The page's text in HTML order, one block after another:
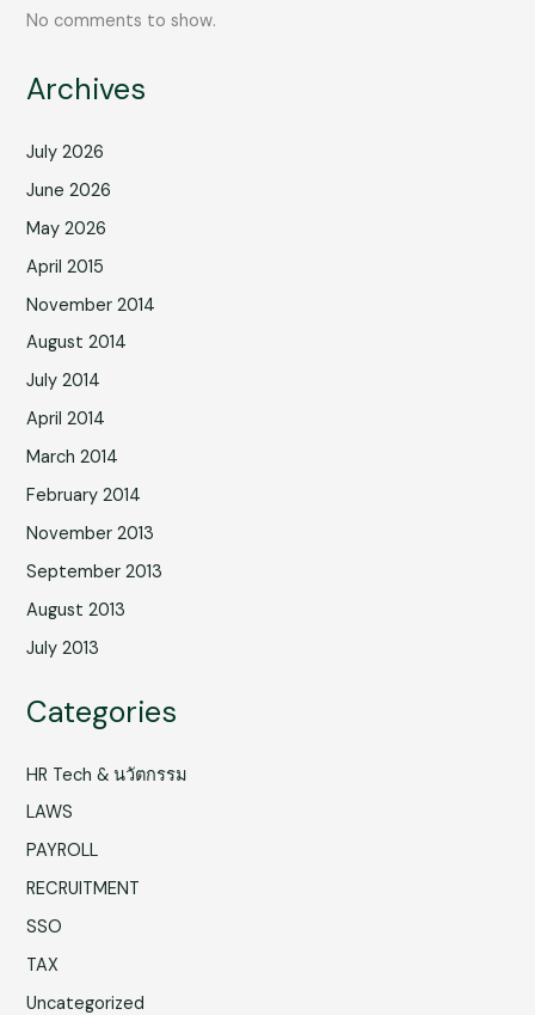
No comments to show.
Archives
July 2026
June 2026
May 2026
April 2015
November 2014
August 2014
July 2014
April 2014
March 2014
February 2014
November 2013
September 2013
August 2013
July 2013
Categories
HR Tech & นวัตกรรม
LAWS
PAYROLL
RECRUITMENT
SSO
TAX
Uncategorized